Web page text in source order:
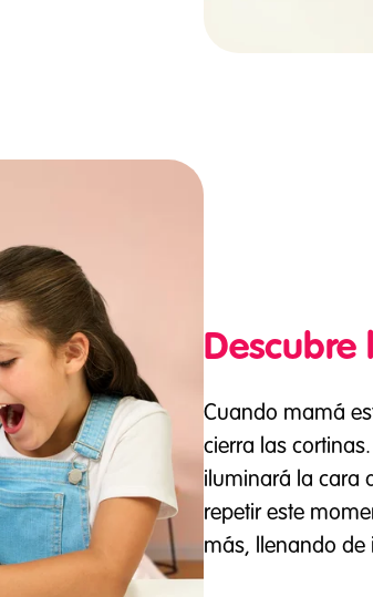
Descubre
Cuando mamá
cierra las
iluminará la cara
repetir este
más, llenando de